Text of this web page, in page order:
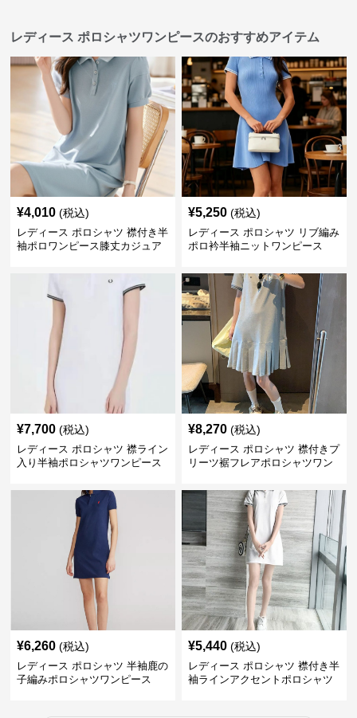
レディース ポロシャツワンピースのおすすめアイテム
¥4,010 (税込)
レディース ポロシャツ 襟付き半
袖ポロワンピース膝丈カジュア
¥5,250 (税込)
レディース ポロシャツ リブ編み
ポロ衿半袖ニットワンピース
¥7,700 (税込)
レディース ポロシャツ 襟ライン
入り半袖ポロシャツワンピース
¥8,270 (税込)
レディース ポロシャツ 襟付きプ
リーツ裾フレアポロシャツワン
¥6,260 (税込)
レディース ポロシャツ 半袖鹿の
子編みポロシャツワンピース
¥5,440 (税込)
レディース ポロシャツ 襟付き半
袖ラインアクセントポロシャツ